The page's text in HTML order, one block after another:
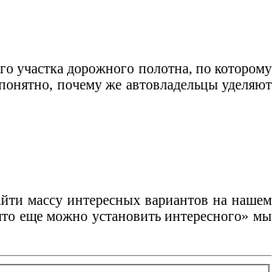
участка дорожного полотна, по которому
почему же автовладельцы уделяют
массу интересных вариантов на нашем
еще можно установить интересного» мы